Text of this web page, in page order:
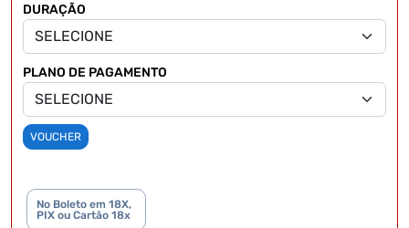
DURAÇÃO
PLANO DE PAGAMENTO
VOUCHER
No Boleto em 18X,
PIX ou Cartão 18x